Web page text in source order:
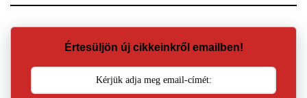
Értesüljön új cikkeinkről emailben!